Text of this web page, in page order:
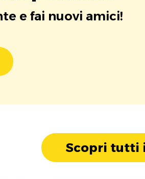
e fai nuovi amici!
Scopri tutti